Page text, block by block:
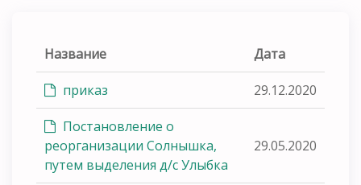
Название Дата
приказ 29.12.2020
Постановление о
реорганизации Солнышка,
путем выделения д/с Улыбка
29.05.2020